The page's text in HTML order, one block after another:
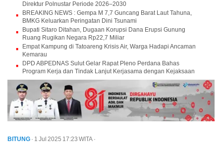
Direktur Polnustar Periode 2026–2030
BREAKING NEWS : Gempa M 7,7 Guncang Barat Laut Tahuna,
BMKG Keluarkan Peringatan Dini Tsunami
Bupati Sitaro Ditahan, Dugaan Korupsi Dana Erupsi Gunung
Ruang Rugikan Negara Rp22,7 Miliar
Empat Kampung di Tatoareng Krisis Air, Warga Hadapi Ancaman
Kemarau
DPD ABPEDNAS Sulut Gelar Rapat Pleno Perdana Bahas
Program Kerja dan Tindak Lanjut Kerjasama dengan Kejaksaan
BITUNG · 1 Jul 2025 17:23 WITA ·